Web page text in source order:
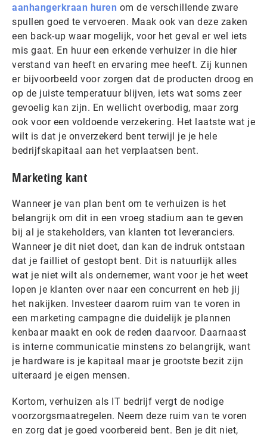
aanhangerkraan huren om de verschillende zware
spullen goed te vervoeren. Maak ook van deze zaken
een back-up waar mogelijk, voor het geval er wel iets
mis gaat. En huur een erkende verhuizer in die hier
verstand van heeft en ervaring mee heeft. Zij kunnen
er bijvoorbeeld voor zorgen dat de producten droog en
op de juiste temperatuur blijven, iets wat soms zeer
gevoelig kan zijn. En wellicht overbodig, maar zorg
ook voor een voldoende verzekering. Het laatste wat je
wilt is dat je onverzekerd bent terwijl je je hele
bedrijfskapitaal aan het verplaatsen bent.
Marketing kant
Wanneer je van plan bent om te verhuizen is het
belangrijk om dit in een vroeg stadium aan te geven
bij al je stakeholders, van klanten tot leveranciers.
Wanneer je dit niet doet, dan kan de indruk ontstaan
dat je failliet of gestopt bent. Dit is natuurlijk alles
wat je niet wilt als ondernemer, want voor je het weet
lopen je klanten over naar een concurrent en heb jij
het nakijken. Investeer daarom ruim van te voren in
een marketing campagne die duidelijk je plannen
kenbaar maakt en ook de reden daarvoor. Daarnaast
is interne communicatie minstens zo belangrijk, want
je hardware is je kapitaal maar je grootste bezit zijn
uiteraard je eigen mensen.
Kortom, verhuizen als IT bedrijf vergt de nodige
voorzorgsmaatregelen. Neem deze ruim van te voren
en zorg dat je goed voorbereid bent. Ben je dit niet,